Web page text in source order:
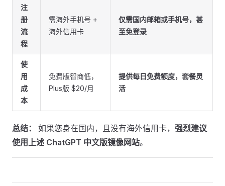
注
册
流
程
需海外手机号 +
海外信用卡
仅需国内邮箱或手机号，甚
至免登录
使
用
成
本
免费版智商低，
Plus版 $20/月
提供每日免费额度，套餐灵
活
总结： 如果您身在国内，且没有海外信用卡， 强烈建议
使用上述 ChatGPT 中文版镜像网站。